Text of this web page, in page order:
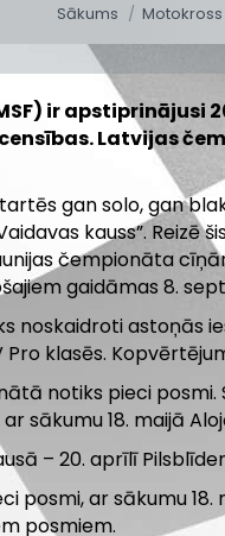
Sākums Motokross
ir apstiprinājusi
Latvijas
gan solo, gan
kauss”.
čempionāta
gaidāmas 8.
astoņās
klasēs.
notiks pieci
sākumu 18. maijā
– 20. aprīlī
ar sākumu
posmiem.